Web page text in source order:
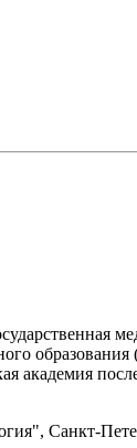
образования
академия
Санкт-